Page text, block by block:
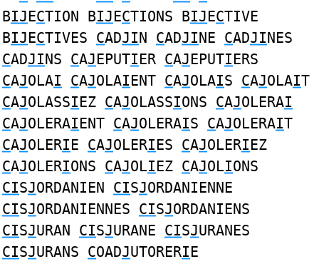
BIJECTION BIJECTIONS BIJECTIVE
BIJECTIVES CADJIN CADJINE CADJINES
CADJINS CAJEPUTIER CAJEPUTIERS
CAJOLAI CAJOLAIENT CAJOLAIS CAJOLAIT
CAJOLASSIEZ CAJOLASSIONS CAJOLERAI
CAJOLERAIENT CAJOLERAIS CAJOLERAIT
CAJOLERIE CAJOLERIES CAJOLERIEZ
CAJOLERIONS CAJOLIEZ CAJOLIONS
CISJORDANIEN CISJORDANIENNE
CISJORDANIENNES CISJORDANIENS
CISJURAN CISJURANE CISJURANES
CISJURANS COADJUTORERIE